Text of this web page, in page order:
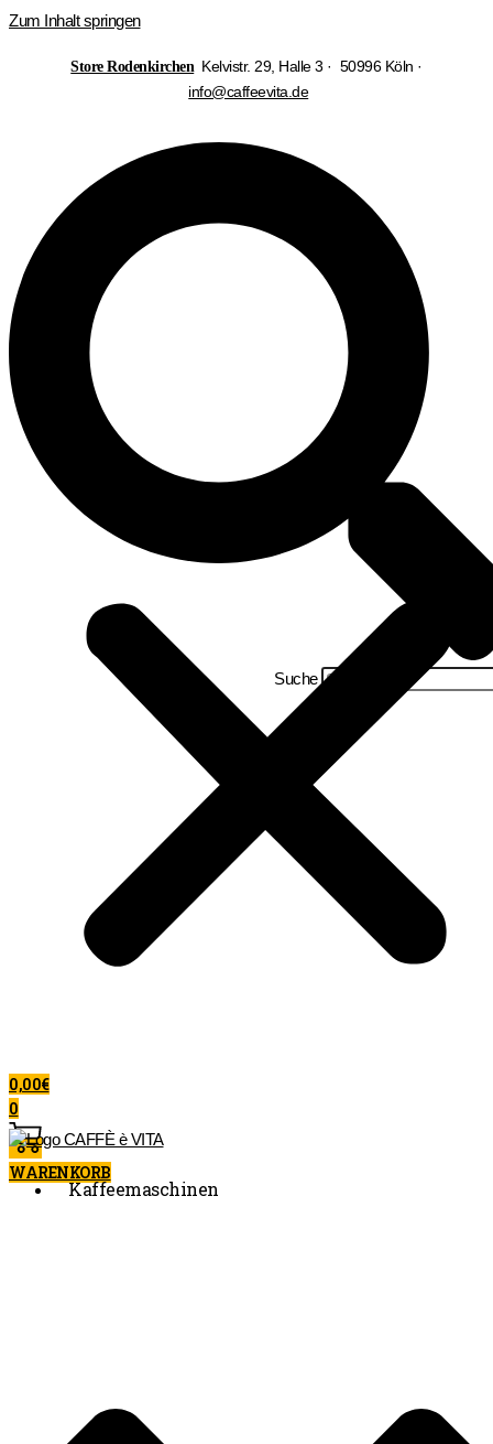
Zum Inhalt springen
Store Rodenkirchen Kelvistr. 29, Halle 3 · 50996 Köln ·
info@caffeevita.de
Suche
0,00€
0
WARENKORB
Kaffeemaschinen